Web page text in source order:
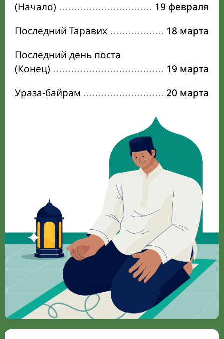
(Начало)
19 февраля
Последний Таравих
18 марта
Последний день поста
(Конец)
19 марта
Ураза-байрам
20 марта